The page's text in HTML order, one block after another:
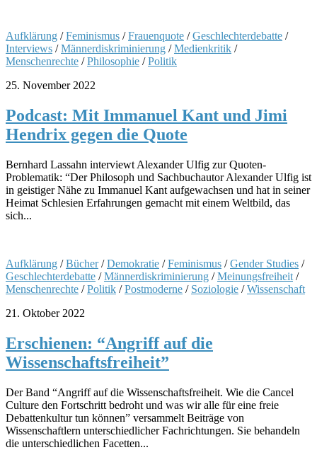
Aufklärung /Feminismus /Frauenquote /Geschlechterdebatte /
Interviews /Männerdiskriminierung /Medienkritik /
Menschenrechte /Philosophie /Politik
25. November 2022
Podcast: Mit Immanuel Kant und Jimi
Hendrix gegen die Quote
Bernhard Lassahn interviewt Alexander Ulfig zur Quoten-
Problematik: “Der Philosoph und Sachbuchautor Alexander Ulfig ist
in geistiger Nähe zu Immanuel Kant aufgewachsen und hat in seiner
Heimat Schlesien Erfahrungen gemacht mit einem Weltbild, das
sich...
Aufklärung /Bücher/Demokratie /Feminismus /Gender Studies /
Geschlechterdebatte /Männerdiskriminierung /Meinungsfreiheit /
Menschenrechte /Politik /Postmoderne / Soziologie /Wissenschaft
21. Oktober 2022
Erschienen: “Angriff auf die
Wissenschaftsfreiheit”
Der Band “Angriff auf die Wissenschaftsfreiheit. Wie die Cancel
Culture den Fortschritt bedroht und was wir alle für eine freie
Debattenkultur tun können” versammelt Beiträge von
Wissenschaftlern unterschiedlicher Fachrichtungen. Sie behandeln
die unterschiedlichen Facetten...